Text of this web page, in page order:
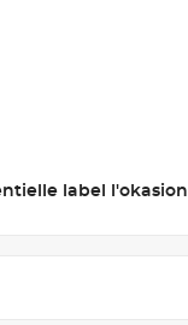
label l'okasion